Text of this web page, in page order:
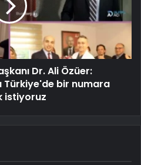
Dr. Ali Özüer:
Türkiye'de bir numara
istiyoruz